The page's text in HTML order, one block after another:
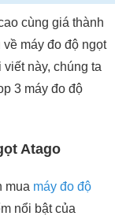
cùng giá thành
máy đo độ ngọt
này, chúng ta
3 máy đo độ
Atago
mua máy đo độ
nổi bật của